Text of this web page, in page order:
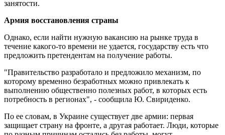
занятости.
Армия восстановления страны
Однако, если найти нужную вакансию на рынке труда в
течение какого-то времени не удается, государству есть что
предложить претендентам на получение работы.
"Правительство разработало и предложило механизм, по
которому временно безработных можно привлекать к
выполнению общественно полезных работ, в которых есть
потребность в регионах", - сообщила Ю. Свириденко.
По ее словам, в Украине существует две армии: первая
защищает страну на фронте, а другая работает. Люди, которые